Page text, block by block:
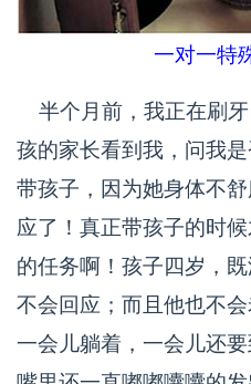
一对一特
半个月前，我正在刷
孩的家长看到我，问我
带孩子，因为她身体不
应了！真正带孩子的时
的任务啊！孩子四岁，
不会回应；而且他也不
一会儿躺着，一会儿还